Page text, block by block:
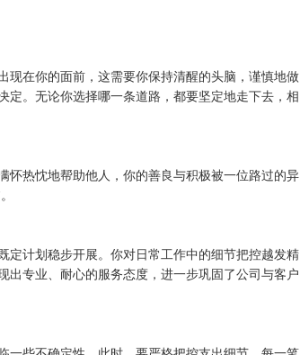
现在你的面前，这需要你保持清醒的头脑，谨慎地做
定。无论你选择哪一条道路，都要坚定地走下去，相
怀热忱地帮助他人，你的善良与积极被一位路过的异
定计划稳步开展。你对日常工作中的细节把控越发精
出专业、耐心的服务态度，进一步巩固了公司与客户